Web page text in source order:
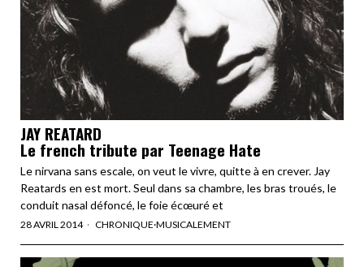
JAY REATARD
Le french tribute par Teenage Hate
Le nirvana sans escale, on veut le vivre, quitte à en crever. Jay
Reatards en est mort. Seul dans sa chambre, les bras troués, le
conduit nasal défoncé, le foie écœuré et
28 AVRIL 2014 CHRONIQUE·MUSICALEMENT